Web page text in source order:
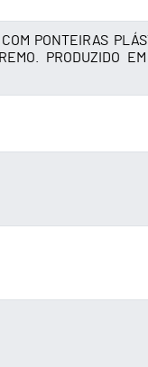
PONTEIRAS
PRODUZIDO